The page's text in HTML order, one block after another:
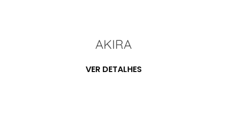
AKIRA
VER DETALHES